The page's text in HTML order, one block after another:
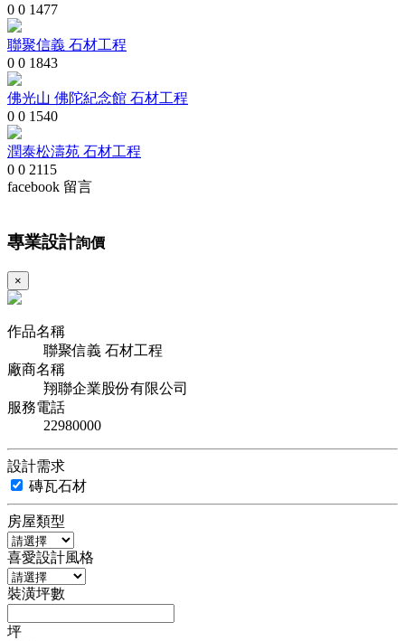
0 0 1477
聯聚信義 石材工程
0 0 1843
佛光山 佛陀紀念館 石材工程
0 0 1540
潤泰松濤苑 石材工程
0 0 2115
facebook 留言
專業設計詢價
×
作品名稱
聯聚信義 石材工程
廠商名稱
翔聯企業股份有限公司
服務電話
22980000
設計需求
磚瓦石材
房屋類型
喜愛設計風格
裝潢坪數
坪